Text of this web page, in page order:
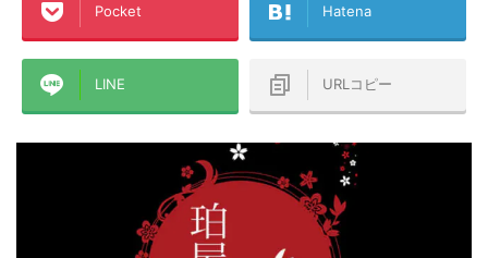
Pocket Hatena
LINE URLコピー